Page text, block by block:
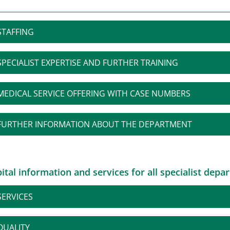
EXPERTISE AND FURTHER TRAINING
SERVICE OFFERING WITH CASE NUMBERS
INFORMATION ABOUT THE DEPARTMENT
information and services for all specialist